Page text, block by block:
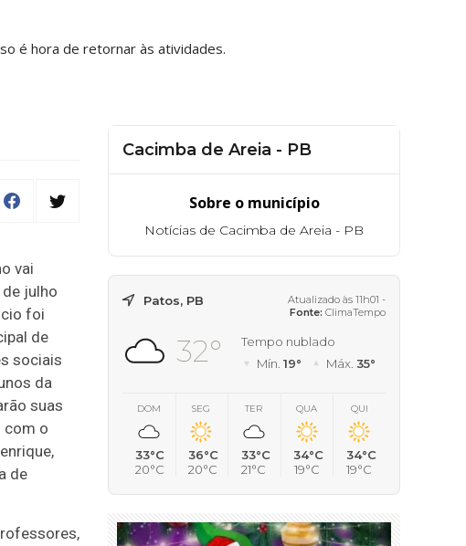
é hora de retornar às atividades.
vai
julho
foi
de
sociais
da
suas
com o
de
Cacimba de Areia - PB
Sobre o município
Notícias de Cacimba de Areia - PB
Patos, PB
Atualizado às 11h01 -
Fonte: ClimaTempo
32°
Tempo nublado
Mín. 19° Máx. 35°
DOM
33°C
20°C
SEG
36°C
20°C
TER
33°C
21°C
QUA
34°C
19°C
QUI
34°C
19°C